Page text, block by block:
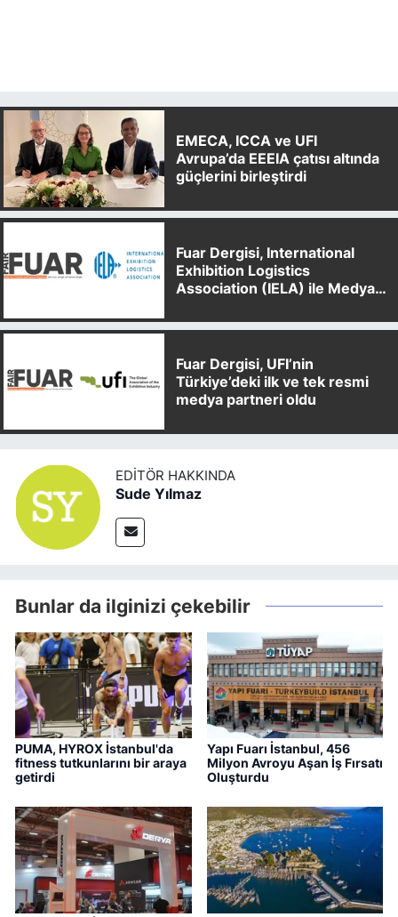
EMECA, ICCA ve UFI
Avrupa’da EEEIA çatısı altında
güçlerini birleştirdi
Fuar Dergisi, International
Exhibition Logistics
Association (IELA) ile Medya
Fuar Dergisi, UFI’nin
Türkiye’deki ilk ve tek resmi
medya partneri oldu
EDITÖR HAKKINDA
Sude Yılmaz
Bunlar da ilginizi çekebilir
PUMA, HYROX İstanbul'da
fitness tutkunlarını bir araya
getirdi
Yapı Fuarı İstanbul, 456
Milyon Avroyu Aşan İş Fırsatı
Oluşturdu